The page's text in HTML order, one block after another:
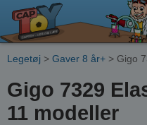
Legetøj > Gaver 8 år+ > Gigo
Gigo 7329
11 modeller